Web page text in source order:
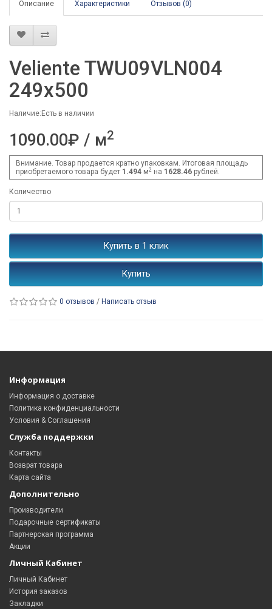
Описание Характеристики Отзывов (0)
Veliente TWU09VLN004
249x500
Наличие:Есть в наличии
1090.00₽ / м2
Внимание. Товар продается кратно упаковкам. Итоговая площадь
приобретаемого товара будет 1.494 м2 на 1628.46 рублей.
Количество
Купить в 1 клик
Купить
0 отзывов / Написать отзыв
Информация
Информация о доставке
Политика конфиденциальности
Условия & Соглашения
Служба поддержки
Контакты
Возврат товара
Карта сайта
Дополнительно
Производители
Подарочные сертификаты
Партнерская программа
Акции
Личный Кабинет
Личный Кабинет
История заказов
Закладки